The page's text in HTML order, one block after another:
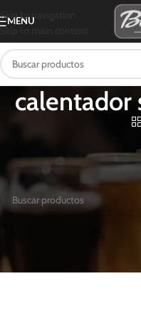
Skip to navigation
Skip to main content
MENU
calentador
Productos etiquetados
No se encontraron productos que